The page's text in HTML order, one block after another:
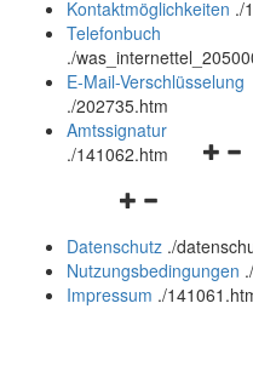
Kontaktmöglichkeiten ./
Telefonbuch
./
E-Mail-Verschlüsselung
./202735.htm
Amtssignatur
./141062.htm
Navigationsmenü
und
schließen
Datenschutz ./
Nutzungsbedingungen .
Impressum ./